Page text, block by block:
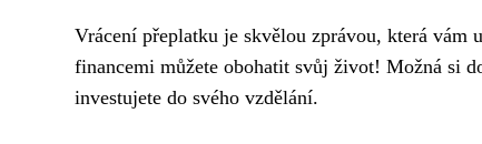
Vrácení přeplatku je skvělou zprávou, která vám
financemi můžete obohatit svůj život! Možná si
investujete do svého vzdělání.